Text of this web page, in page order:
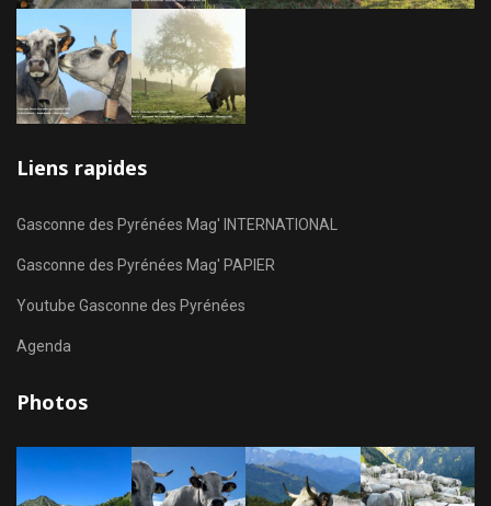
Liens rapides
Gasconne des Pyrénées Mag' INTERNATIONAL
Gasconne des Pyrénées Mag' PAPIER
Youtube Gasconne des Pyrénées
Agenda
Photos